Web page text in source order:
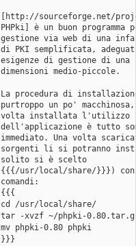
[http://sourceforge.net/
PHPki] è un buon programma
gestione via web di una
di PKI semplificata,
esigenze di gestione di
dimensioni medio-piccole.
La procedura di
purtroppo un po' macchinosa,
volta installata l'utilizzo
dell'applicazione è tutto
immediato. Una volta
sorgenti li si potranno
solito si è scelto
{{{/usr/local/share/}}})
comandi:
{{{
cd /usr/local/share/
tar -xvzf ~/phpki-
mv phpki-0.80 phpki
}}}